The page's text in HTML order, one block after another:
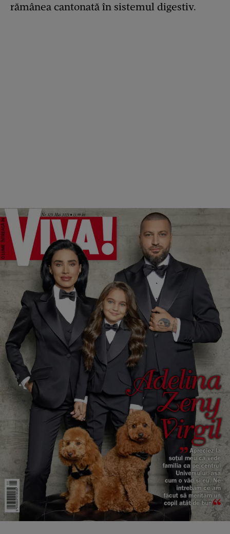
rămânea cantonată în sistemul digestiv.